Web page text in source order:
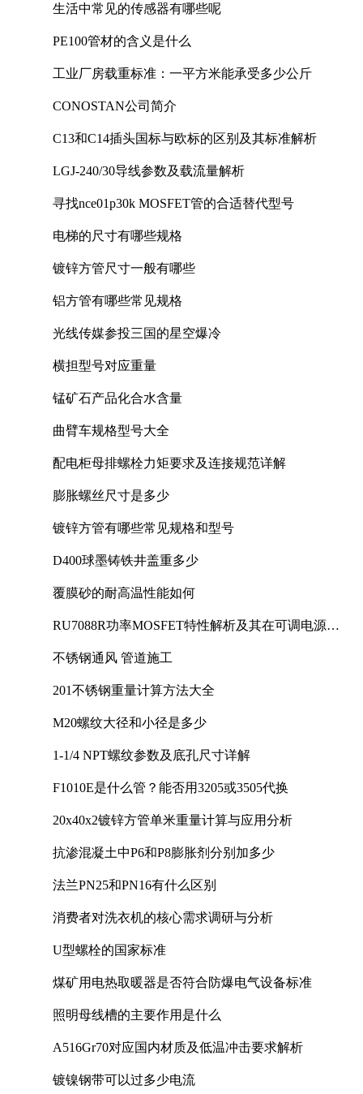
生活中常见的传感器有哪些呢
PE100管材的含义是什么
工业厂房载重标准：一平方米能承受多少公斤
CONOSTAN公司简介
C13和C14插头国标与欧标的区别及其标准解析
LGJ-240/30导线参数及载流量解析
寻找nce01p30k MOSFET管的合适替代型号
电梯的尺寸有哪些规格
镀锌方管尺寸一般有哪些
铝方管有哪些常见规格
光线传媒参投三国的星空爆冷
横担型号对应重量
锰矿石产品化合水含量
曲臂车规格型号大全
配电柜母排螺栓力矩要求及连接规范详解
膨胀螺丝尺寸是多少
镀锌方管有哪些常见规格和型号
D400球墨铸铁井盖重多少
覆膜砂的耐高温性能如何
RU7088R功率MOSFET特性解析及其在可调电源设
不锈钢通风 管道施工
201不锈钢重量计算方法大全
M20螺纹大径和小径是多少
1-1/4 NPT螺纹参数及底孔尺寸详解
F1010E是什么管？能否用3205或3505代换
20x40x2镀锌方管单米重量计算与应用分析
抗渗混凝土中P6和P8膨胀剂分别加多少
法兰PN25和PN16有什么区别
消费者对洗衣机的核心需求调研与分析
U型螺栓的国家标准
煤矿用电热取暖器是否符合防爆电气设备标准
照明母线槽的主要作用是什么
A516Gr70对应国内材质及低温冲击要求解析
镀镍钢带可以过多少电流